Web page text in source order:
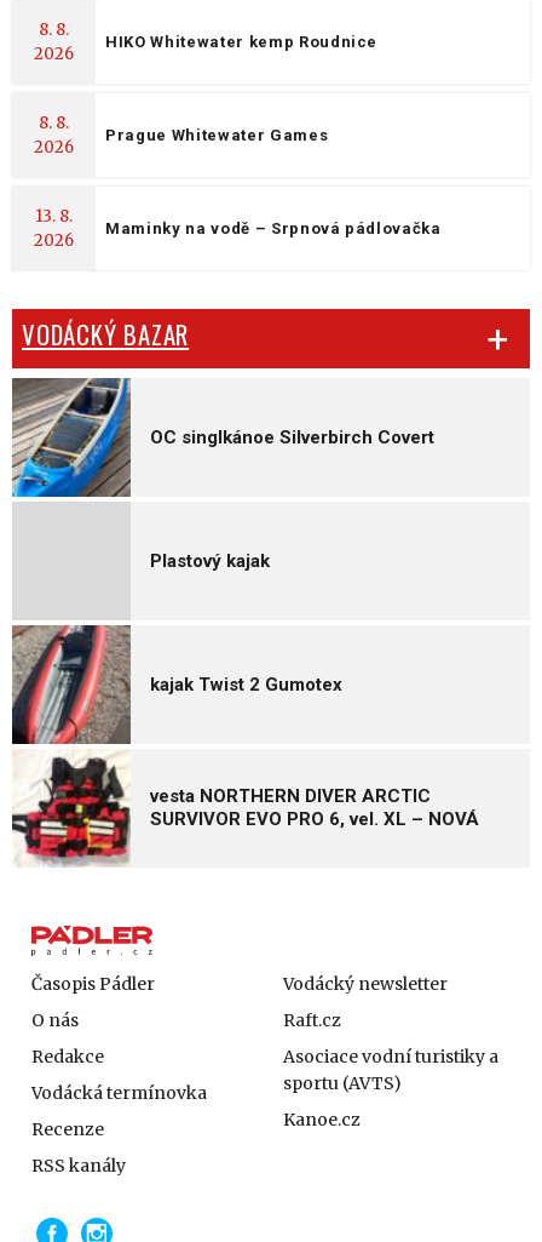
8. 8.
2026
HIKO Whitewater kemp Roudnice
8. 8.
2026
Prague Whitewater Games
13. 8.
2026
Maminky na vodě – Srpnová pádlovačka
VODÁCKÝ BAZAR
OC singlkánoe Silverbirch Covert
Plastový kajak
kajak Twist 2 Gumotex
vesta NORTHERN DIVER ARCTIC
SURVIVOR EVO PRO 6, vel. XL – NOVÁ
Časopis Pádler
O nás
Redakce
Vodácká termínovka
Recenze
Vodácký newsletter
Raft.cz
Asociace vodní turistiky a
sportu (AVTS)
Kanoe.cz
RSS kanály